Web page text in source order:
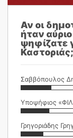
Αν οι
ήταν
ψηφίζατε